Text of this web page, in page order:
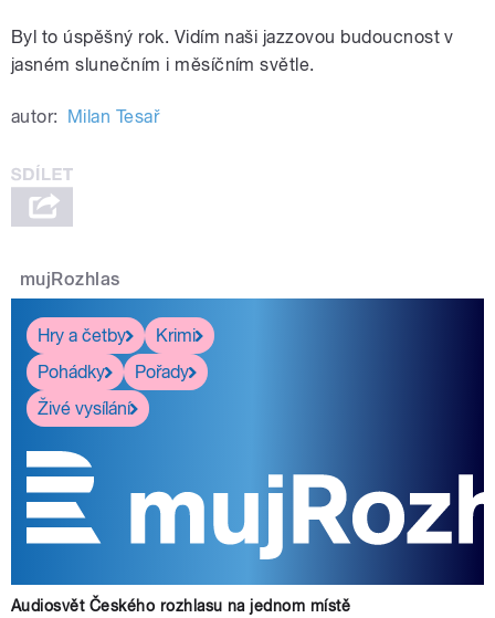
Byl to úspěšný rok. Vidím naši jazzovou budoucnost v
jasném slunečním i měsíčním světle.
autor: Milan Tesař
mujRozhlas
Hry a četby
Krimi
Pohádky
Pořady
Živé vysílání
Audiosvět Českého rozhlasu na jednom místě